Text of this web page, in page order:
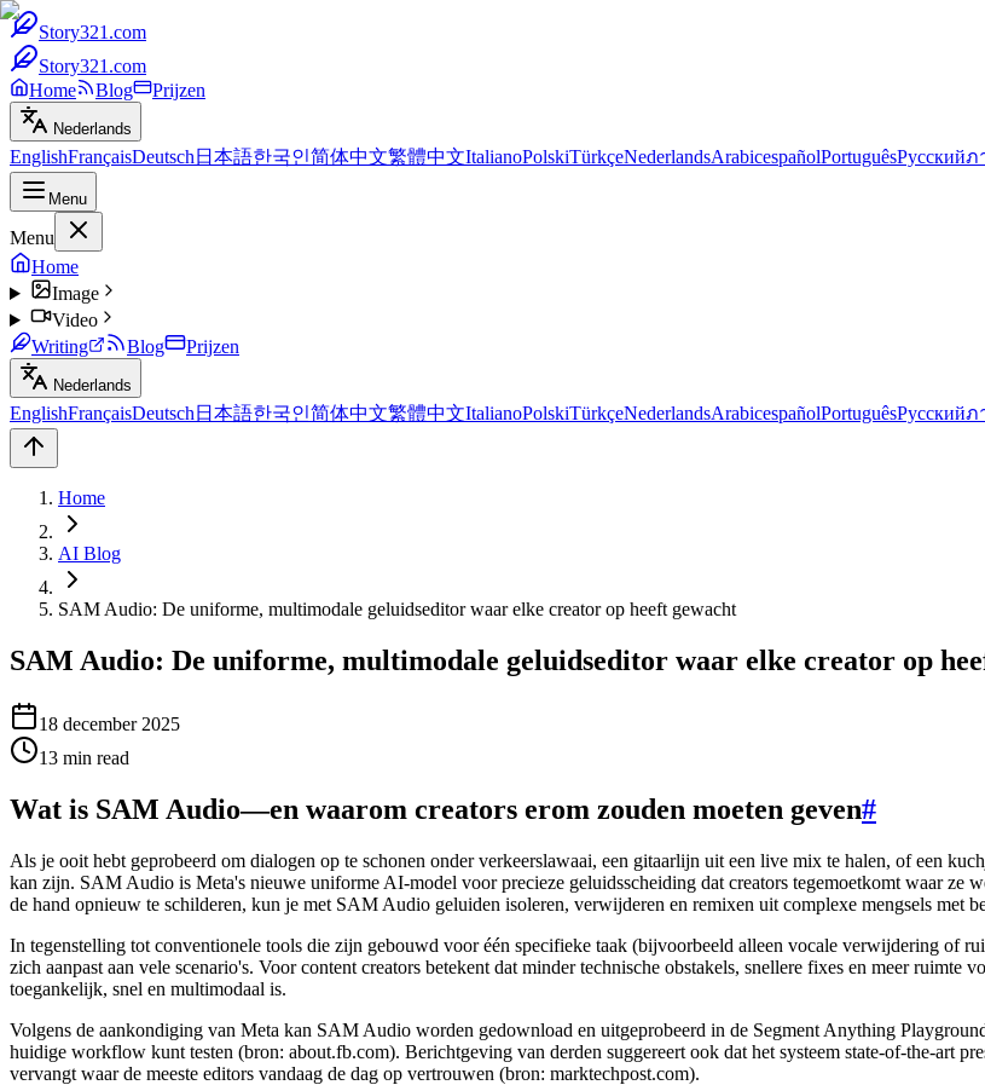
Story321.com
Story321.com
Home
Blog Prijzen
Nederlands
EnglishFrançaisDeutsch 日本語한국인简体中文繁體中文ItalianoPolskiTürkçeNederlandsArabicespañolPortuguêsРусскийภ
Menu
Menu
Home
Image
Video
Writing
Blog Prijzen
Nederlands
EnglishFrançaisDeutsch 日本語한국인简体中文繁體中文ItalianoPolskiTürkçeNederlandsArabicespañolPortuguêsРусскийภ
Home
AI Blog
SAM Audio: De uniforme, multimodale geluidseditor waar elke creator op heeft gewacht
SAM Audio: De uniforme, multimodale geluidseditor waar elke creator op
18 december 2025
13 min read
Wat is SAM Audio—en waarom creators erom zouden moeten geven#
Als je ooit hebt geprobeerd om dialogen op te schonen onder verkeerslawaai, een gitaarlijn uit een live mix te halen, of een
kan zijn. SAM Audio is Meta's nieuwe uniforme AI-model voor precieze geluidsscheiding dat creators tegemoetkomt waar ze
de hand opnieuw te schilderen, kun je met SAM Audio geluiden isoleren, verwijderen en remixen uit complexe mengsels met
In tegenstelling tot conventionele tools die zijn gebouwd voor één specifieke taak (bijvoorbeeld alleen vocale verwijdering of
zich aanpast aan vele scenario's. Voor content creators betekent dat minder technische obstakels, snellere fixes en meer
toegankelijk, snel en multimodaal is.
Volgens de aankondiging van Meta kan SAM Audio worden gedownload en uitgeprobeerd in de Segment Anything
huidige workflow kunt testen (bron: about.fb.com). Berichtgeving van derden suggereert ook dat het systeem state-of-the-art
vervangt waar de meeste editors vandaag de dag op vertrouwen (bron: marktechpost.com).